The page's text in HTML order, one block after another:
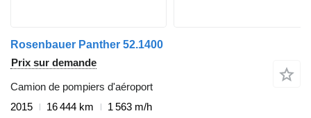
Rosenbauer Panther 52.1400
Prix sur demande
Camion de pompiers d'aéroport
2015
16 444 km
1 563 m/h